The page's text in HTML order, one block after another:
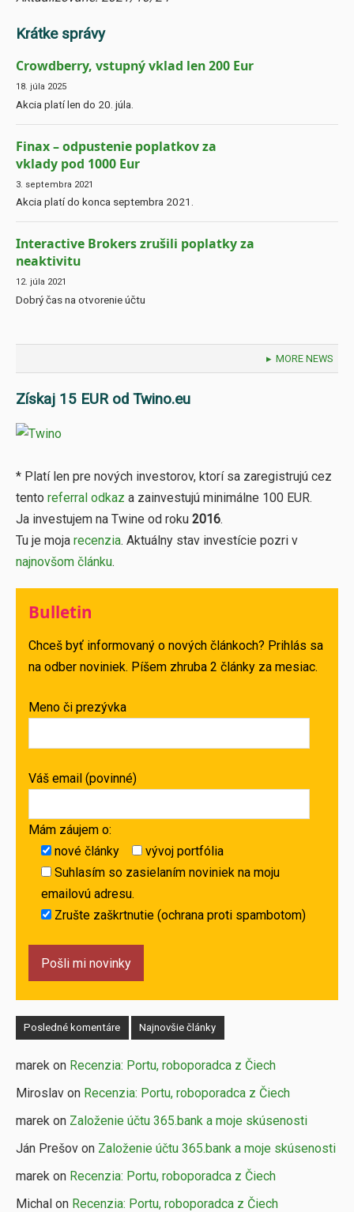
Krátke správy
Crowdberry, vstupný vklad len 200 Eur
18. júla 2025
Akcia platí len do 20. júla.
Finax – odpustenie poplatkov za
vklady pod 1000 Eur
3. septembra 2021
Akcia platí do konca septembra 2021.
Interactive Brokers zrušili poplatky za
neaktivitu
12. júla 2021
Dobrý čas na otvorenie účtu
MORE NEWS
Získaj 15 EUR od Twino.eu
* Platí len pre nových investorov, ktorí sa zaregistrujú cez
tento referral odkaz a zainvestujú minimálne 100 EUR.
Ja investujem na Twine od roku 2016.
Tu je moja recenzia. Aktuálny stav investície pozri v
najnovšom článku.
Bulletin
Chceš byť informovaný o nových článkoch? Prihlás sa
na odber noviniek. Píšem zhruba 2 články za mesiac.
Meno či prezývka
Váš email (povinné)
Mám záujem o:
nové články
vývoj portfólia
Suhlasím so zasielaním noviniek na moju
emailovú adresu.
Zrušte zaškrtnutie (ochrana proti spambotom)
Posledné komentáre Najnovšie články
marek on Recenzia: Portu, roboporadca z Čiech
Miroslav on Recenzia: Portu, roboporadca z Čiech
marek on Založenie účtu 365.bank a moje skúsenosti
Ján Prešov on Založenie účtu 365.bank a moje skúsenosti
marek on Recenzia: Portu, roboporadca z Čiech
Michal on Recenzia: Portu, roboporadca z Čiech